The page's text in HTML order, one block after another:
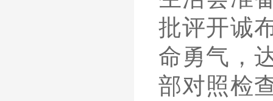
批评开诚
命勇气，
部对照检